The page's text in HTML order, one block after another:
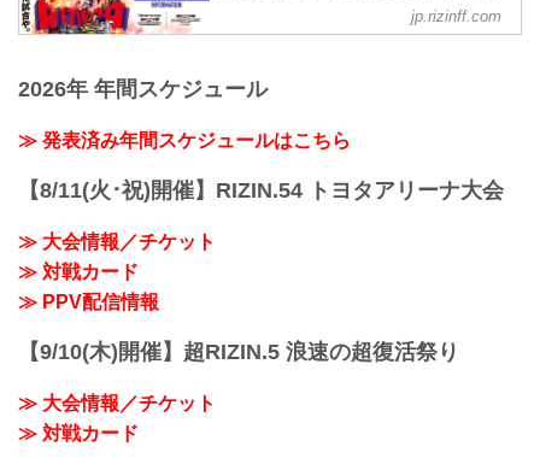
す。返金受付までご案内致します。返金
手続きに関しましては、当日会場のみで
しくお願い致します。
【4/23更新】開催日延期に関して
しておりました...
阪にて開催を予定しておりましたYogibo
（日）へ延期となりました。（ご購入の
チケットは延期日程にそのままご利用に
開催日延期に伴うチケットの払戻しに関
jp.rizinff.com
2026年 年間スケジュール
≫ 発表済み年間スケジュールはこちら
【8/11(火･祝)開催】RIZIN.54 トヨタアリーナ大会
≫ 大会情報／チケット
≫ 対戦カード
≫ PPV配信情報
【9/10(木)開催】超RIZIN.5 浪速の超復活祭り
≫ 大会情報／チケット
≫ 対戦カード